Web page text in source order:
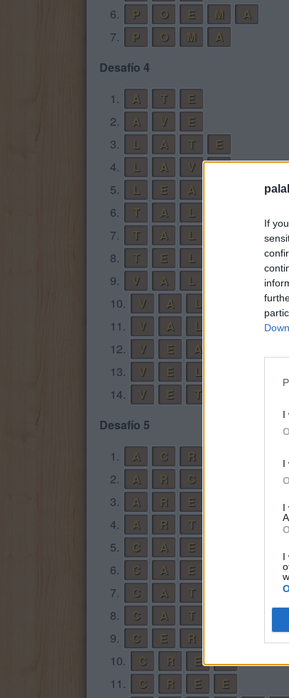
If
I
I
I
I
6.
P O E M
A
7.
P O M
A
Desafío 4
1.
A T
E
2.
A V
E
3.
L A T
E
4.
L A V
E
5.
L E
A
6.
T A
L
7.
T A L
8.
T E L
9.
V A
L
10.
V A L
11.
V A L
12.
V E
A
13.
V E L
14.
V E T
Desafío 5
1.
A C R
2.
A R C
3.
A R E
4.
A R T
5.
C A E
6.
C A E
7.
C A T
8.
C A T
9.
C E R
10.
C R E
A
11.
C R E
E